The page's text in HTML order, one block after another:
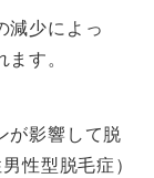
減少によっ
す。
が影響して脱
性型脱毛症）